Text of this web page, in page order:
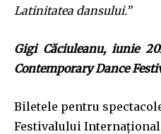
Latinitatea dansului.”
Gigi Căciuleanu, iunie
Contemporary Dance
Biletele pentru
Festivalului Internaţional